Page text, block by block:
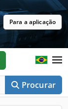
Para a aplicação
Procurar